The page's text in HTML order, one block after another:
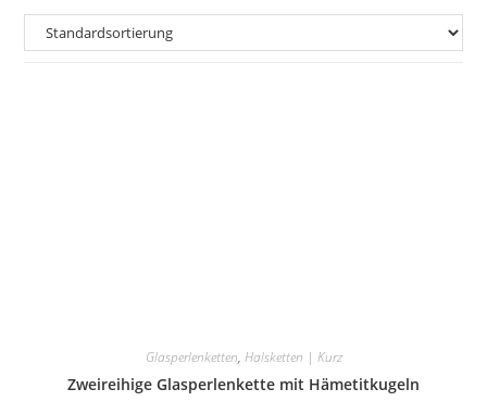
Glasperlenketten, Halsketten | Kurz
Zweireihige Glasperlenkette mit Hämetitkugeln